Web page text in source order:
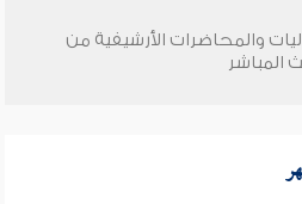
والمحاضرات الأرشيفية من
المباشر